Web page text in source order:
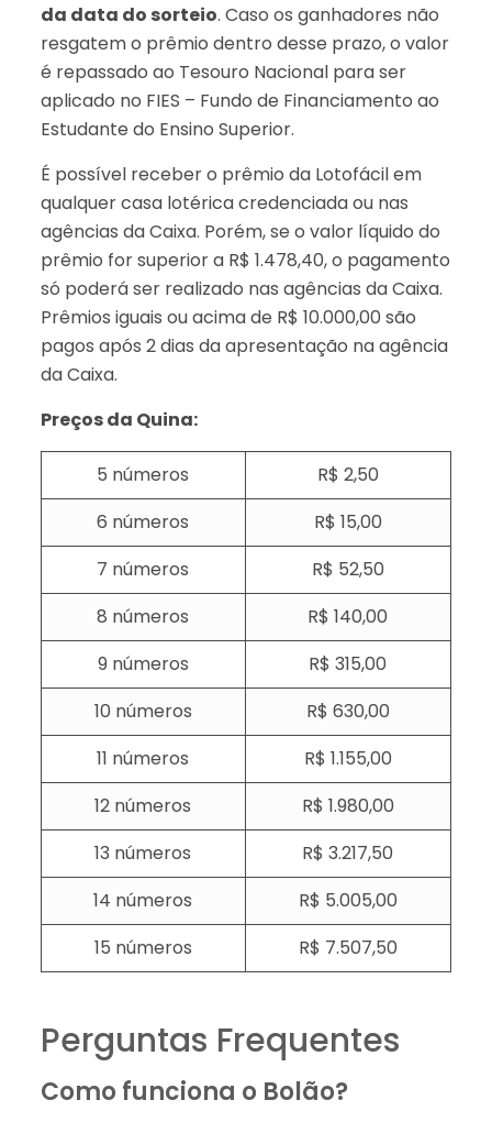
da data do sorteio. Caso os ganhadores não
resgatem o prêmio dentro desse prazo, o valor
é repassado ao Tesouro Nacional para ser
aplicado no FIES – Fundo de Financiamento ao
Estudante do Ensino Superior.
É possível receber o prêmio da Lotofácil em
qualquer casa lotérica credenciada ou nas
agências da Caixa. Porém, se o valor líquido do
prêmio for superior a R$ 1.478,40, o pagamento
só poderá ser realizado nas agências da Caixa.
Prêmios iguais ou acima de R$ 10.000,00 são
pagos após 2 dias da apresentação na agência
da Caixa.
Preços da Quina:
5 números
R$ 2,50
6 números
R$ 15,00
7 números
R$ 52,50
8 números
R$ 140,00
9 números
R$ 315,00
10 números
R$ 630,00
11 números
R$ 1.155,00
12 números
R$ 1.980,00
13 números
R$ 3.217,50
14 números
R$ 5.005,00
15 números
R$ 7.507,5​0
Perguntas Frequentes
Como funciona o Bolão?